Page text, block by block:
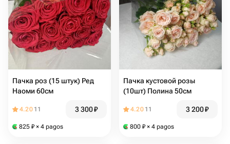
Пачка роз (15 штук) Ред
Наоми 60см
4.20 11 3 300₽
825 ₽ × 4 pagos
Пачка кустовой розы
(10шт) Полина 50см
4.20 11 3 200₽
800 ₽ × 4 pagos